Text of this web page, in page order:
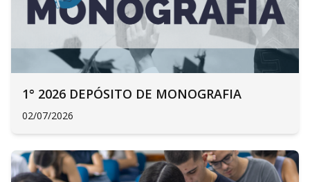
1° 2026 DEPÓSITO DE MONOGRAFIA
02/07/2026